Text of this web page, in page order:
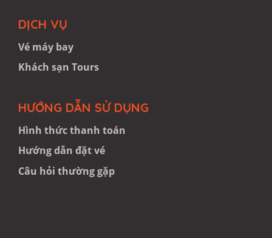
DỊCH VỤ
Vé máy bay
Khách sạn Tours
HƯỚNG DẪN SỬ DỤNG
Hình thức thanh toán
Hướng dẫn đặt vé
Câu hỏi thường gặp